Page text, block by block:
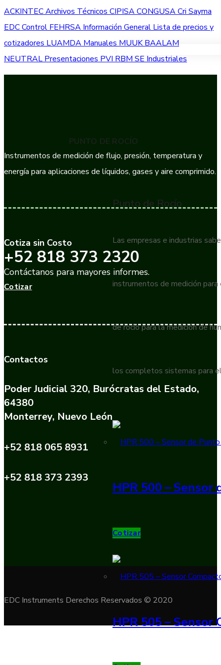
VER TODOS LOS
PUNTO DE ROCÍO
Punto de Rocío
Las empresas e industrias
instrumentos de medición
de rocío para la medición de
los completos sistemas para
HPR 500 –
Cotizar
HPR 505 – Sensor
ACKINTECArchivos Técnicos CIPISACONGUSACri Sayma
EDC Control FEHRSA Información General Lista de precios y
cotizadores LUAMDA Manuales MUUK BAALAM
NEUTRAL Presentaciones PVI RBM SE Industriales
Instrumentos de medición de flujo, presión, temperatura y
energía para aplicaciones de líquidos, gases y aire comprimido.
Cotiza sin Costo
+52 818 373 2320
Contáctanos para mayores informes.
Cotizar
Contactos
Poder Judicial 320, Burócratas del Estado,
64380
Monterrey, Nuevo León
+52 818 065 8931
+52 818 373 2393
EDC Instruments Derechos Reservados © 2020